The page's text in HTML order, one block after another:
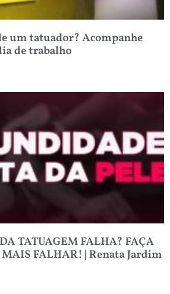
um tatuador? Acompanhe
de trabalho
TATUAGEM FALHA? FAÇA
MAIS FALHAR! | Renata Jardim